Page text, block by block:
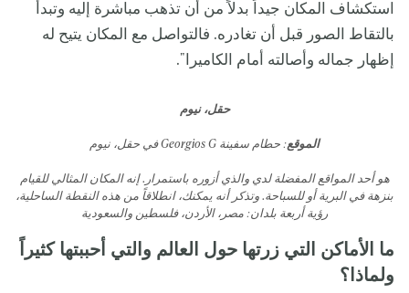
استكشاف المكان جيداً بدلاً من أن تذهب مباشرة إليه وتبدأ
بالتقاط الصور قبل أن تغادره. فالتواصل مع المكان يتيح له
إظهار جماله وأصالته أمام الكاميرا".
حقل، نيوم
الموقع: حطام سفينة Georgios G في حقل، نيوم
هو أحد المواقع المفضلة لدي والذي أزوره باستمرار. إنه المكان المثالي للقيام
بنزهة في البرية أو للسباحة. وتذكر أنه يمكنك، انطلاقاً من هذه النقطة الساحلية،
رؤية أربعة بلدان: مصر، الأردن، فلسطين والسعودية
ما الأماكن التي زرتها حول العالم والتي أحببتها كثيراً
ولماذا؟